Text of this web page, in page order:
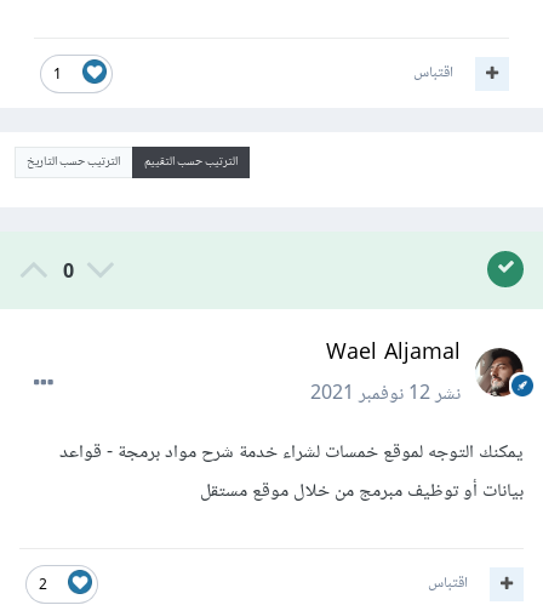
1 اقتباس
الترتيب حسب التقييم الترتيب حسب التاريخ
0
Wael Aljamal
نشر12 نوفمبر 2021
يمكنك التوجه لموقع خمسات لشراء خدمة شرح مواد برمجة - قواعد
بيانات أو توظيف مبرمج من خلال موقع مستقل
2 اقتباس